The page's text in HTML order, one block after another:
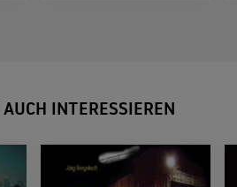
INTERESSIEREN